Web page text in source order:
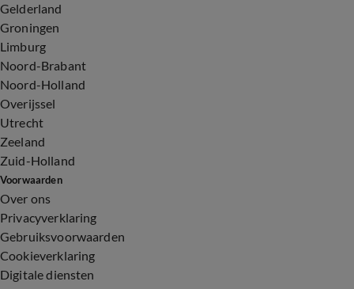
Gelderland
Groningen
Limburg
Noord-Brabant
Noord-Holland
Overijssel
Utrecht
Zeeland
Zuid-Holland
Voorwaarden
Over ons
Privacyverklaring
Gebruiksvoorwaarden
Cookieverklaring
Digitale diensten